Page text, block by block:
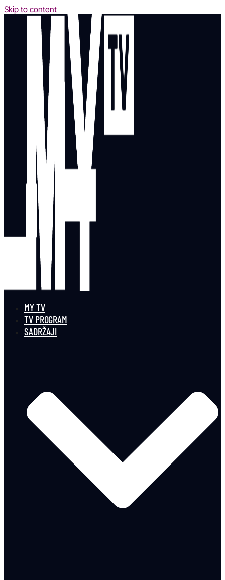
Skip to content
MY TV
TV PROGRAM
SADRŽAJI